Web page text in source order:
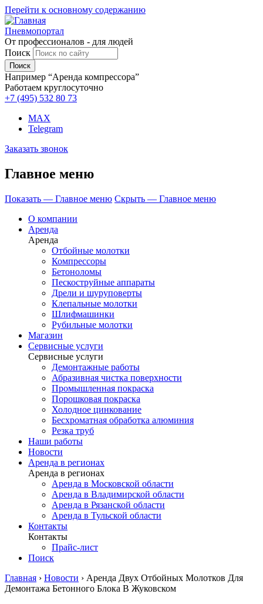
Перейти к основному содержанию
Пневмопортал
От профессионалов - для людей
Поиск
Например “Аренда компрессора”
Работаем круглосуточно
+7 (495) 532 80 73
MAX
Telegram
Заказать звонок
Главное меню
Показать — Главное меню Скрыть — Главное меню
О компании
Аренда
Аренда
Отбойные молотки
Компрессоры
Бетоноломы
Пескоструйные аппараты
Дрели и шуруповерты
Клепальные молотки
Шлифмашинки
Рубильные молотки
Магазин
Сервисные услуги
Сервисные услуги
Демонтажные работы
Абразивная чистка поверхности
Промышленная покраска
Порошковая покраска
Холодное цинкование
Бесхроматная обработка алюминия
Резка труб
Наши работы
Новости
Аренда в регионах
Аренда в регионах
Аренда в Московской области
Аренда в Владимирской области
Аренда в Рязанской области
Аренда в Тульской области
Контакты
Контакты
Прайс-лист
Поиск
Главная › Новости › Аренда Двух Отбойных Молотков Для
Демонтажа Бетонного Блока В Жуковском